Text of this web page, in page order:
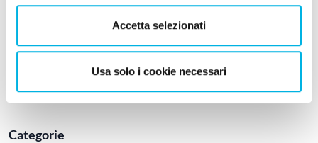
Accetta selezionati
Usa solo i cookie necessari
AFFRONTARLO SECONDO L’ACT
DISTURBO BORDERLINE DI PERSONALITÀ:
SINTOMI, CAUSE E CURA
Categorie